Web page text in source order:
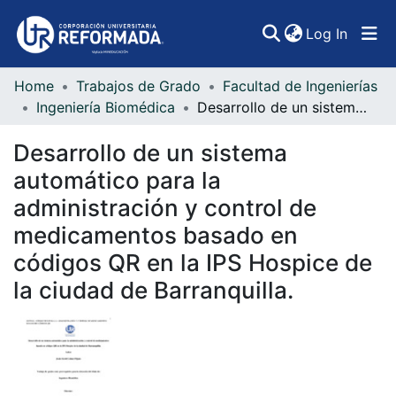
Log In
Communities & Collections
Statistics
Home Trabajos de Grado
Facultad de Ingenierías
Ingeniería Biomédica
Desarrollo de un sistema automático para la administración y control de medicamentos basado en códigos QR en la IPS Hospice de la ciudad de Barranquilla.
Desarrollo de un sistema
automático para la
administración y control de
medicamentos basado en
códigos QR en la IPS Hospice de
la ciudad de Barranquilla.